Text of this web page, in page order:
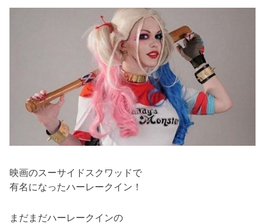
映画のスーサイドスクワッドで
有名になったハーレークイン！
まだまだハーレークインの